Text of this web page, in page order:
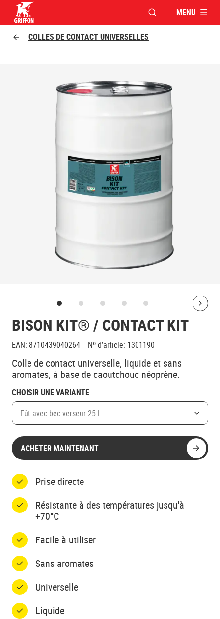
OUVRIR LAMENU
COLLES DE CONTACT UNIVERSELLES
BISON KIT® / CONTACT KIT
EAN: 8710439040264 Nº d’article: 1301190
Colle de contact universelle, liquide et sans
aromates, à base de caoutchouc néoprène.
CHOISIR UNE VARIANTE
Fût avec bec verseur 25 L
ACHETER MAINTENANT
Prise directe
Résistante à des températures jusqu'à
+70°C
Facile à utiliser
Sans aromates
Universelle
Liquide